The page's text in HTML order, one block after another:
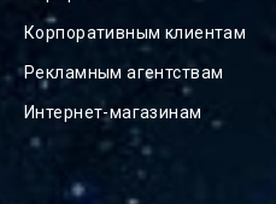
Корпоративным клиентам
Рекламным агентствам
Интернет-магазинам